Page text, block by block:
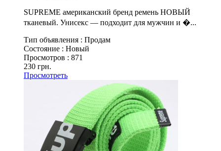
SUPREME американский бренд ремень НОВЫЙ
тканевый. Унисекс — подходит для мужчин и �...
Тип объявления : Продам
Состояние : Новый
Просмотров : 871
230 грн.
Просмотреть